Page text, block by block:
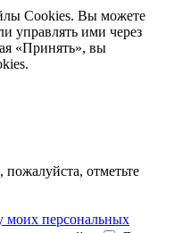
Cookies. Вы можете
управлять ими через
«Принять», вы
пожалуйста, отметьте
моих персональных